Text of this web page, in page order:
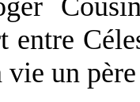
entre
un